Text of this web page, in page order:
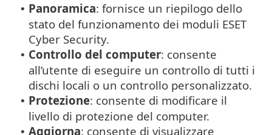
• Panoramica: fornisce un riepilogo dello
stato del funzionamento dei moduli ESET
Cyber Security.
• Controllo del computer: consente
all’utente di eseguire un controllo di tutti i
dischi locali o un controllo personalizzato.
• Protezione: consente di modificare il
livello di protezione del computer.
• Aggiorna: consente di visualizzare